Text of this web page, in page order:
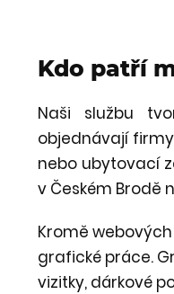
Kdo patří
Naši službu
objednávají
nebo ubytovací
v Českém Brodě
Kromě
grafické práce.
vizitky, dárkové